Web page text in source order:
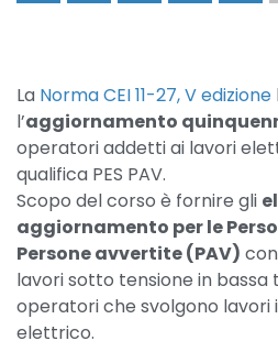
La Norma CEI 11-27, V edizione
l’aggiornamento
operatori addetti ai lavori
qualifica PES PAV.
Scopo del corso è fornire gli
aggiornamento per le
Persone avvertite (PAV)
lavori sotto tensione in bassa
operatori che svolgono lavori
elettrico.